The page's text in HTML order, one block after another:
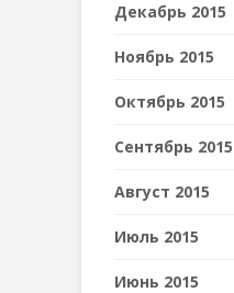
Декабрь 2015
Ноябрь 2015
Октябрь 2015
Сентябрь 2015
Август 2015
Июль 2015
Июнь 2015